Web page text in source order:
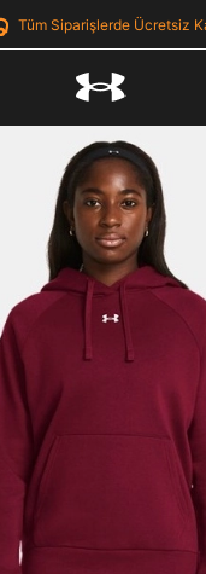
Tüm Siparişlerde Ücretsiz
Parolayı Yenile
Giriş Sayfasına Dön
Zaten